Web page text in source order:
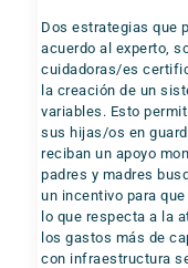
Dos estrategias que
acuerdo al experto,
cuidadoras/es
la creación de un
variables. Esto
sus hijas/os en
reciban un apoyo
padres y madres
un incentivo para
lo que respecta a la
los gastos más de
con infraestructura